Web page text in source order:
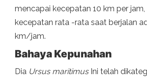
mencapai kecepatan 10 km per
kecepatan rata -rata saat berjalan
km/jam.
Bahaya Kepunahan
Dia Ursus maritimusIni telah